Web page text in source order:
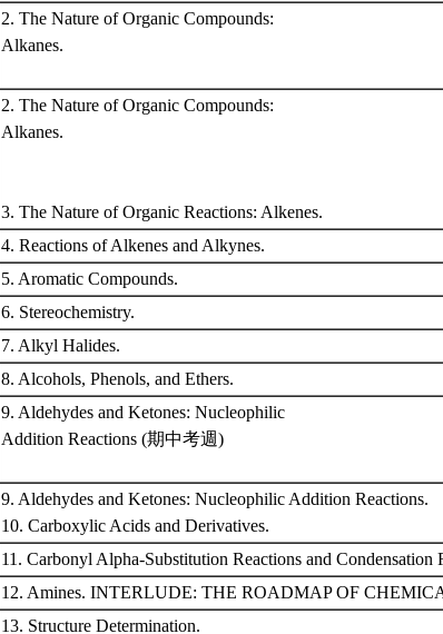
2. The Nature of Organic Compounds:
Alkanes.
2. The Nature of Organic Compounds:
Alkanes.
3. The Nature of Organic Reactions: Alkenes.
4. Reactions of Alkenes and Alkynes.
5. Aromatic Compounds.
6. Stereochemistry.
7. Alkyl Halides.
8. Alcohols, Phenols, and Ethers.
9. Aldehydes and Ketones: Nucleophilic
Addition Reactions (期中考週)
9. Aldehydes and Ketones: Nucleophilic Addition Reactions.
10. Carboxylic Acids and Derivatives.
11. Carbonyl Alpha-Substitution Reactions and Condensation
12. Amines. INTERLUDE: THE ROADMAP OF
13. Structure Determination.